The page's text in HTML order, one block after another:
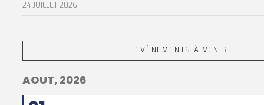
24 JUILLET 2026
EVÈNEMENTS À VENIR
AOUT, 2026